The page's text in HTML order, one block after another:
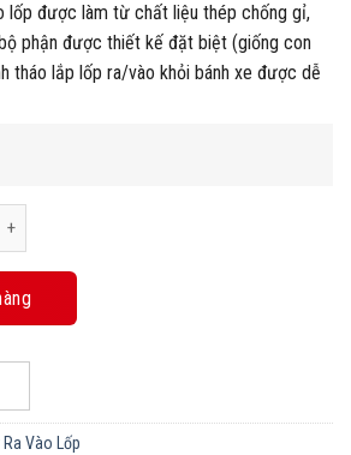
lốp được làm từ chất liệu thép chống gỉ,
phận được thiết kế đặt biệt (giống con
tháo lắp lốp ra/vào khỏi bánh xe được dễ
Ra Vào Lốp Xe Máy, Xe Ô Tô MV3 số lượng
Ra Vào Lốp